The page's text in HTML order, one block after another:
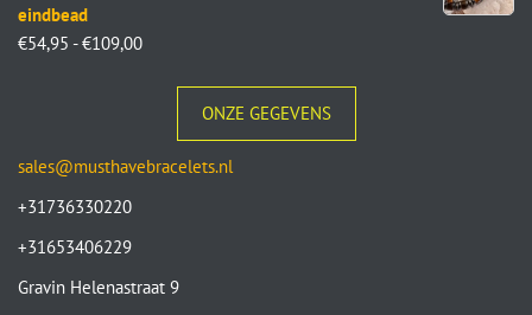
eindbead
€54,95 - €109,00
ONZE GEGEVENS
sales@musthavebracelets.nl
+31736330220
+31653406229
Gravin Helenastraat 9